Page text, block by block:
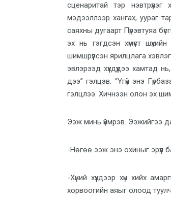
сценаритай тэр
мэдээллээр хангах, уураг
саяхны дугаарт Пүрэвтуяа
эх нь гэгдсэн хүмүүст
шимшрүүлсэн ярилцлага
эвлэрээд хүүхдүүдээ
дээ” гэлцэв. “Үгүй энэ
гэлцлээ. Хичнээн олон эх
Ээж минь үймрэв. Ээжийгээ
-Нөгөө ээж энэ охиныг
-Хүний хүүхдээр хүн хийх
хорвоогийн аяыг олоод